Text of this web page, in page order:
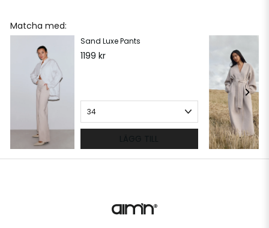
Matcha med:
Sand Luxe Pants
1199 kr